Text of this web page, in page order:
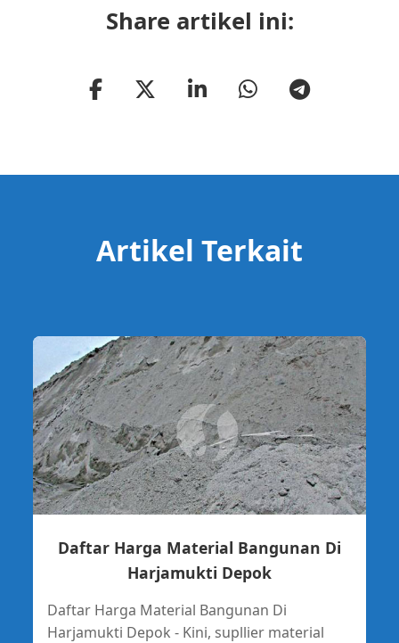
Share artikel ini:
Artikel Terkait
Daftar Harga Material Bangunan Di
Harjamukti Depok
Daftar Harga Material Bangunan Di
Harjamukti Depok - Kini, supllier material